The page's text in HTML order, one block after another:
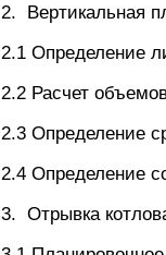
2. Вертикальная
2.1 Определение
2.2 Расчет
2.3 Определение
2.4 Определение
3. Отрывка